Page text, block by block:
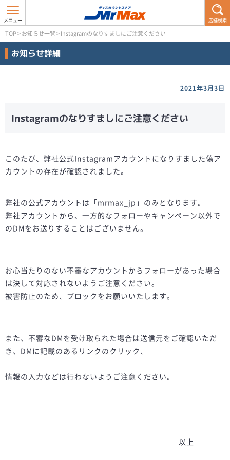
店舗検索
TOP>お知らせ一覧>Instagramのなりすましにご注意ください
お知らせ詳細
2021年3月3日
Instagramのなりすましにご注意ください
このたび、弊社公式Instagramアカウントになりすました偽ア
カウントの存在が確認されました。
弊社の公式アカウントは「mrmax_jp」のみとなります。
弊社アカウントから、一方的なフォローやキャンペーン以外で
のDMをお送りすることはございません。
お心当たりのない不審なアカウントからフォローがあった場合
は決して対応されないようご注意ください。
被害防止のため、ブロックをお願いいたします。
また、不審なDMを受け取られた場合は送信元をご確認いただ
き、DMに記載のあるリンクのクリック、
情報の入力などは行わないようご注意ください。
以上